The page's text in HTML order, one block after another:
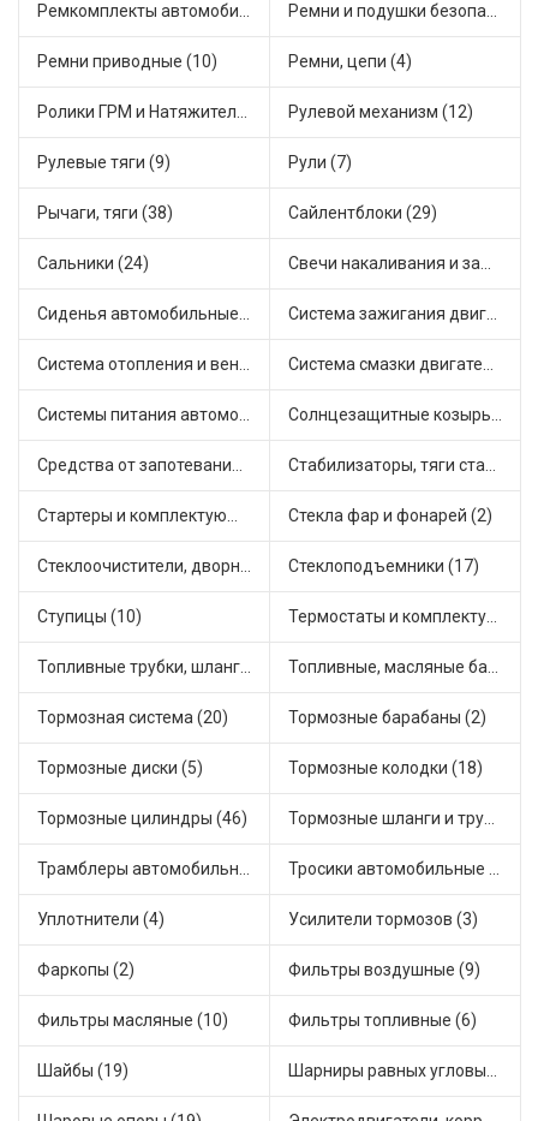
Ремкомплекты автомобильные (59) Ремни и подушки безопасности (9)
Ремни приводные (10) Ремни, цепи (4)
Ролики ГРМ и Натяжители (12) Рулевой механизм (12)
Рулевые тяги (9) Рули (7)
Рычаги, тяги (38) Сайлентблоки (29)
Сальники (24) Свечи накаливания и зажигания (30)
Сиденья автомобильные (1) Система зажигания двигателя (2)
Система отопления и вентиляции (10) Система смазки двигателя (16)
Системы питания автомобиля (15) Солнцезащитные козырьки для салона автомобиля (2)
Средства от запотевания и размораживатели стекла (1) Стабилизаторы, тяги стабилизатора, стойки стабилиз (3)
Стартеры и комплектующие (35) Стекла фар и фонарей (2)
Стеклоочистители, дворники (1) Стеклоподъемники (17)
Ступицы (10) Термостаты и комплектующие системы охлаждения (46)
Топливные трубки, шланги, магистрали и рампы (2) Топливные, масляные баки (1)
Тормозная система (20) Тормозные барабаны (2)
Тормозные диски (5) Тормозные колодки (18)
Тормозные цилиндры (46) Тормозные шланги и трубки (5)
Трамблеры автомобильные (38) Тросики автомобильные (16)
Уплотнители (4) Усилители тормозов (3)
Фаркопы (2) Фильтры воздушные (9)
Фильтры масляные (10) Фильтры топливные (6)
Шайбы (19) Шарниры равных угловых скоростей, приводные валы (1)